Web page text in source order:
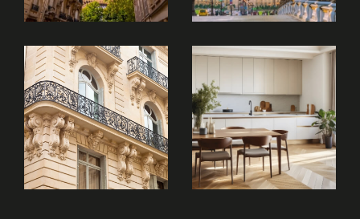
18,nous vous proposons une sélection de biens
atypiques, et investissements locatifs.
Le marché immobilier à Paris 18 est dynamique
et attire aussi bien les investisseurs que les
familles en quête d’un cadre de vie agréable.
Grâce à notre accompagnement, vous
bénéficiez d’un conseil avisé pour vendre son
bien à Paris 18 ou concrétiser votre achat